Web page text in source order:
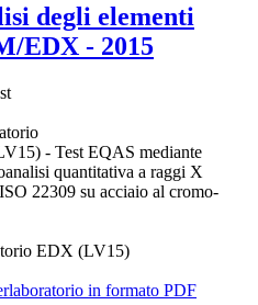
degli elementi
EDX - 2015
- Test EQAS mediante
quantitativa a raggi X
22309 su acciaio al cromo-
EDX (LV15)
in formato PDF